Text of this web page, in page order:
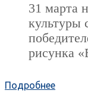
31 марта
культуры
рисунка
Подробнее